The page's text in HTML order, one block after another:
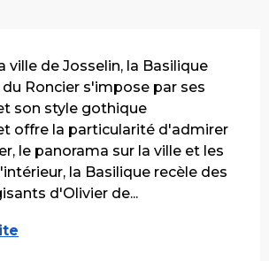
ville de Josselin, la Basilique
Roncier s'impose par ses
son style gothique
offre la particularité d'admirer
le panorama sur la ville et les
la Basilique recèle des
d'Olivier de...